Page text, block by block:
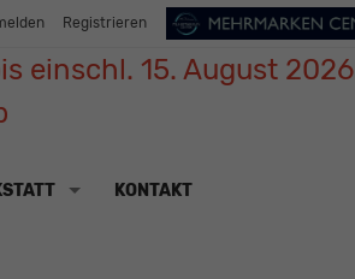
Registrieren
einschl. 15. August 2026
KONTAKT